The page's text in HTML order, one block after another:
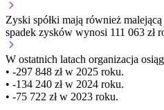
Zyski spółki mają również malejącą
spadek zysków wynosi 111 063 zł
W ostatnich latach organizacja
• -297 848 zł w 2025 roku.
• -134 240 zł w 2024 roku.
• -75 722 zł w 2023 roku.